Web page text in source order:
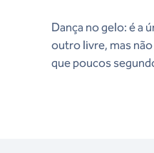
Dança no gelo: é a
outro livre, mas
que poucos